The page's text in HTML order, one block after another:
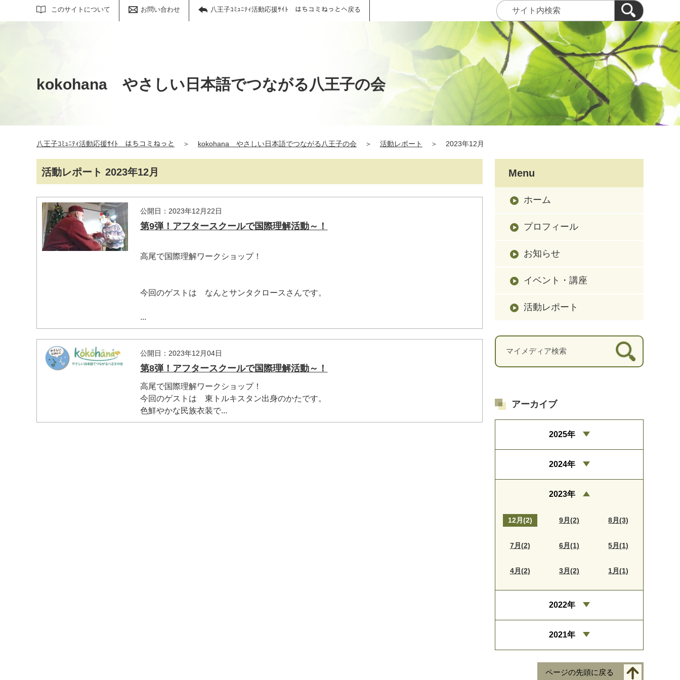
このサイトについて お問い合わせ 八王子ｺﾐｭﾆﾃｨ活動応援ｻｲﾄ はちコミねっとへ戻る
サイト内検索
kokohana やさしい日本語でつながる八王子の会
八王子ｺﾐｭﾆﾃｨ活動応援ｻｲﾄ はちコミねっと ＞ kokohana やさしい日本語でつながる八王子の会 ＞ 活動レポート ＞ 2023年12月
活動レポート 2023年12月
公開日：2023年12月22日
第9弾！アフタースクールで国際理解活動～！
高尾で国際理解ワークショップ！
今回のゲストは なんとサンタクロースさんです。
...
公開日：2023年12月04日
第8弾！アフタースクールで国際理解活動～！
高尾で国際理解ワークショップ！
今回のゲストは 東トルキスタン出身のかたです。
色鮮やかな民族衣装で...
Menu
ホーム
プロフィール
お知らせ
イベント・講座
活動レポート
マイメディア検索
アーカイブ
2025年
2024年
2023年
12月(2) 9月(2) 8月(3)
7月(2) 6月(1) 5月(1)
4月(2) 3月(2) 1月(1)
2022年
2021年
ページの先頭に戻る